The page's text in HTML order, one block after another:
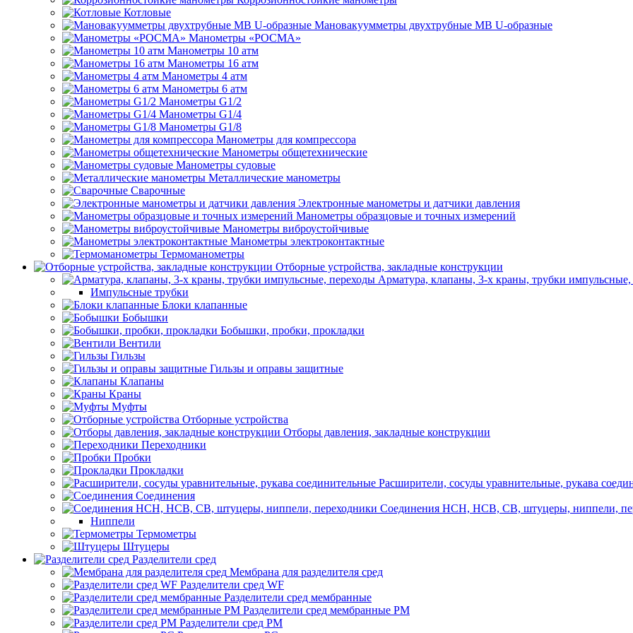
Котловые
Мановакуумметры двухтрубные МВ U-образные
Манометры «РОСМА»
Манометры 10 атм
Манометры 16 атм
Манометры 4 атм
Манометры 6 атм
Манометры G1/2
Манометры G1/4
Манометры G1/8
Манометры для компрессора
Манометры общетехнические
Манометры судовые
Металлические манометры
Сварочные
Электронные манометры и датчики давления
Манометры образцовые и точных измерений
Манометры виброустойчивые
Манометры электроконтактные
Термоманометры
Отборные устройства, закладные конструкции
Арматура, клапаны, 3-х краны, трубки импульсные,
Импульсные трубки
Блоки клапанные
Бобышки
Бобышки, пробки, прокладки
Вентили
Гильзы
Гильзы и оправы защитные
Клапаны
Краны
Муфты
Отборные устройства
Отборы давления, закладные конструкции
Переходники
Пробки
Прокладки
Расширители, сосуды уравнительные, рукава
Соединения
Соединения НСН, НСВ, СВ, штуцеры, ниппели,
Ниппели
Термометры
Штуцеры
Разделители сред
Мембрана для разделителя сред
Разделители сред WF
Разделители сред мембранные
Разделители сред мембранные РМ
Разделители сред РМ